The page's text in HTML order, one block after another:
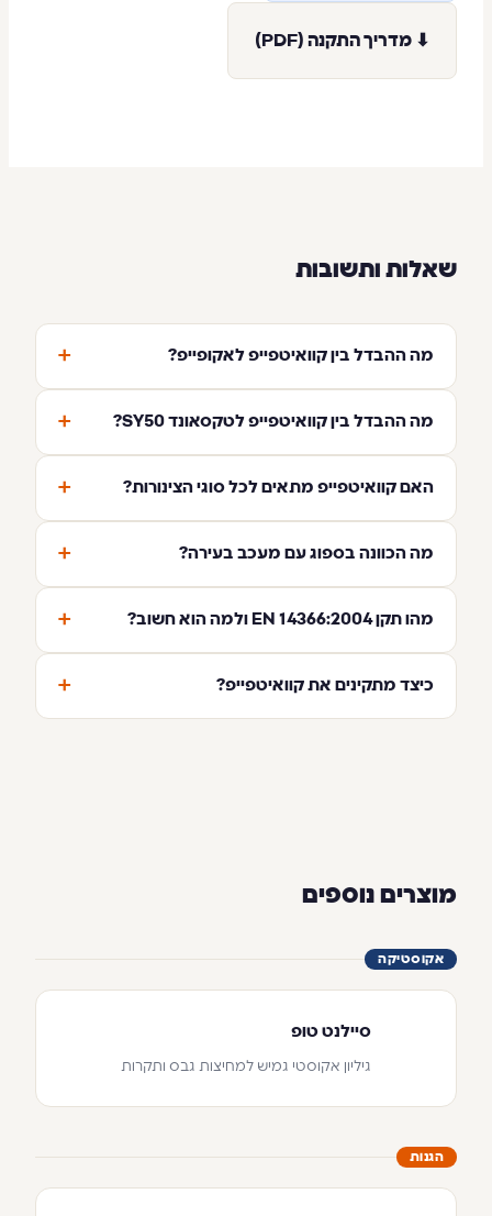
⬇ מדריך התקנה (PDF)
שאלות ותשובות
מה ההבדל בין קוואיטפייפ לאקופייפ? +
מה ההבדל בין קוואיטפייפ לטקסאונד SY50? +
האם קוואיטפייפ מתאים לכל סוגי הצינורות? +
מה הכוונה בספוג עם מעכב בעירה? +
מהו תקן EN 14366:2004 ולמה הוא חשוב? +
כיצד מתקינים את קוואיטפייפ? +
מוצרים נוספים
אקוסטיקה
סיילנט טופ
גיליון אקוסטי גמיש למחיצות גבס ותקרות
הגנות